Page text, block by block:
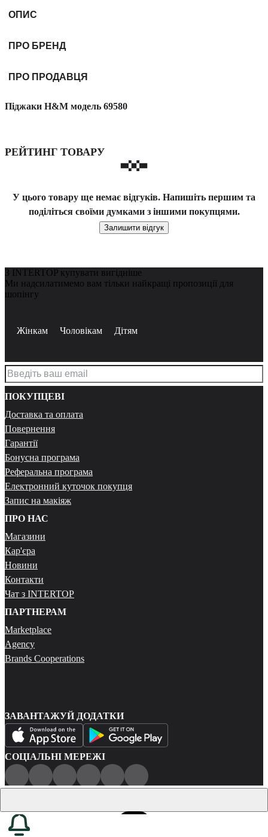
ОПИС
ПРО БРЕНД
ПРО ПРОДАВЦЯ
Піджаки H&M модель 69580
РЕЙТИНГ ТОВАРУ
У цього товару ще немає відгуків. Напишіть першим та
поділіться своїми думками з іншими покупцями.
Залишити відгук
З INTERTOP купувати вигідніше
Ми надсилатимемо вам тільки найкращі пропозиції для
шопінгу
Жінкам Чоловікам Дітям
ПОКУПЦЕВІ
Доставка та оплата
Повернення
Гарантії
Бонусна програма
Реферальна програма
Електронний куточок покупця
Запис на макіяж
ПРО НАС
Магазини
Кар'єра
Новини
Контакти
Чат з INTERTOP
ПАРТНЕРАМ
Marketplace
Agency
Brands Cooperations
ЗАВАНТАЖУЙ ДОДАТКИ
СОЦІАЛЬНІ МЕРЕЖІ
Політика конфіденційності
Карта сайту